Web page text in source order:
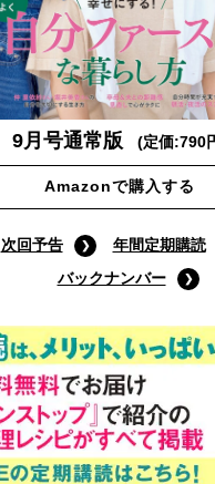
9月号通常版 (定価:790
Amazonで購入する
次回予告
年間定期購読
バックナンバー